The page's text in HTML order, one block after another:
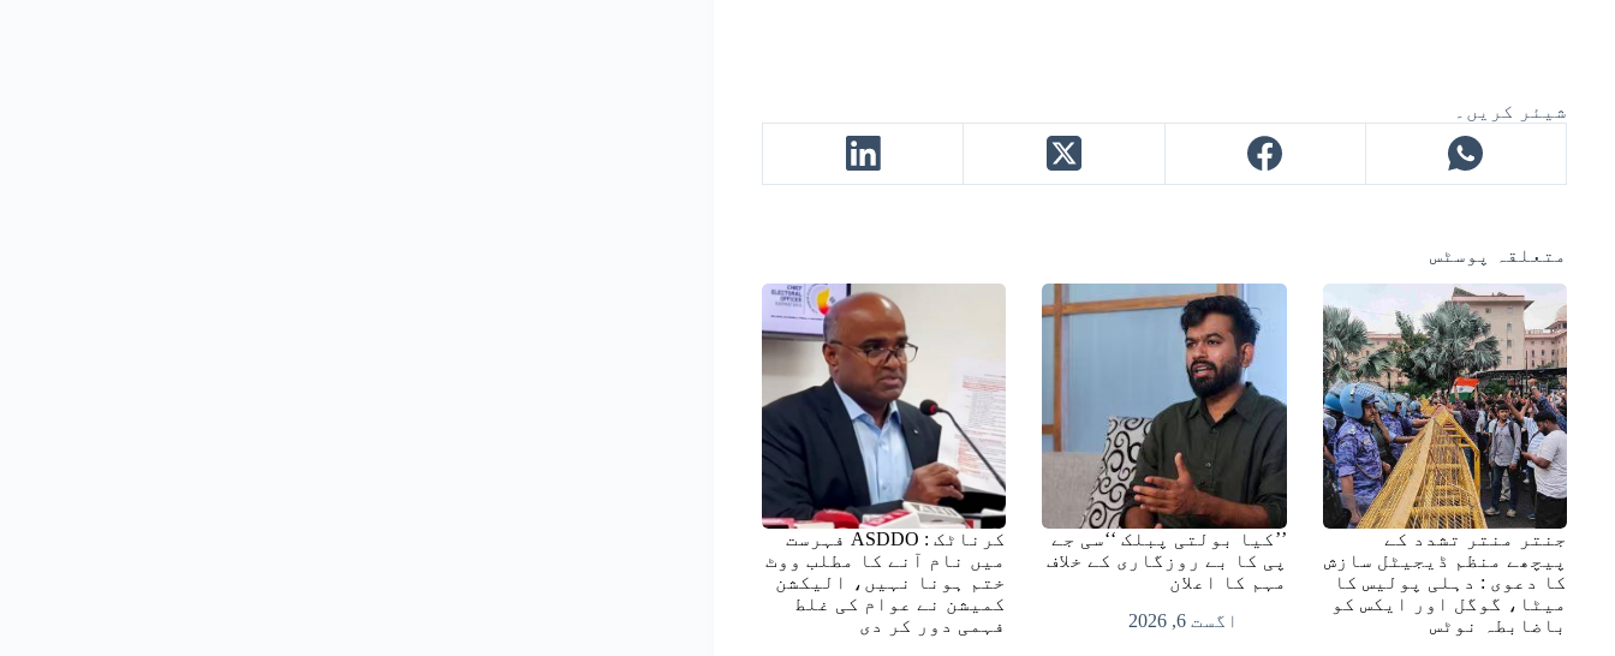
شیئر کریں۔
متعلقہ پوسٹس
جنتر منتر تشدد کے
پیچھے منظم ڈیجیٹل سازش
کا دعوی : دہلی پولیس کا
میٹا، گوگل اور ایکس کو
باضابطہ نوٹس
’’کیا بولتی پبلک ‘‘سی جے
پی کا بے روزگاری کے خلاف
مہم کا اعلان
اگست 6, 2026
کرناٹک : ASDDO فہرست
میں نام آنے کا مطلب ووٹ
ختم ہونا نہیں، الیکشن
کمیشن نے عوام کی غلط
فہمی دور کر دی